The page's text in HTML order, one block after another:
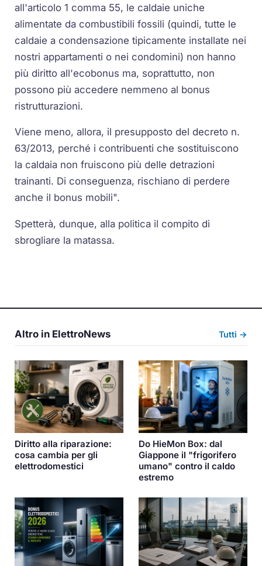
all'articolo 1 comma 55, le caldaie uniche
alimentate da combustibili fossili (quindi, tutte le
caldaie a condensazione tipicamente installate nei
nostri appartamenti o nei condomini) non hanno
più diritto all'ecobonus ma, soprattutto, non
possono più accedere nemmeno al bonus
ristrutturazioni.
Viene meno, allora, il presupposto del decreto n.
63/2013, perché i contribuenti che sostituiscono
la caldaia non fruiscono più delle detrazioni
trainanti. Di conseguenza, rischiano di perdere
anche il bonus mobili".
Spetterà, dunque, alla politica il compito di
sbrogliare la matassa.
Altro in ElettroNews Tutti →
Diritto alla riparazione:
cosa cambia per gli
elettrodomestici
Do HieMon Box: dal
Giappone il "frigorifero
umano" contro il caldo
estremo